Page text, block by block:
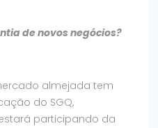
de novos negócios?
almejada tem
do SGQ,
participando da